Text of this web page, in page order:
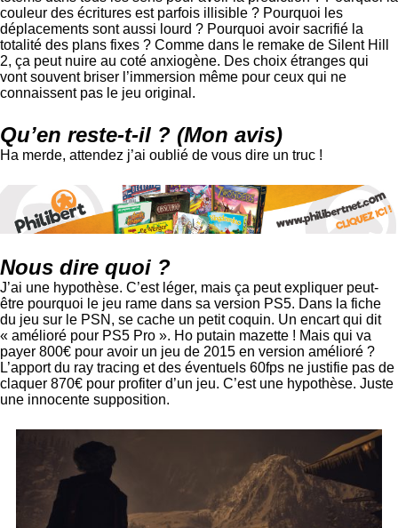
couleur des écritures est parfois illisible ? Pourquoi les
déplacements sont aussi lourd ? Pourquoi avoir sacrifié la
totalité des plans fixes ? Comme dans le remake de Silent Hill
2, ça peut nuire au coté anxiogène. Des choix étranges qui
vont souvent briser l’immersion même pour ceux qui ne
connaissent pas le jeu original.
Qu’en reste-t-il ? (Mon avis)
Ha merde, attendez j’ai oublié de vous dire un truc !
Nous dire quoi ?
J’ai une hypothèse. C’est léger, mais ça peut expliquer peut-
être pourquoi le jeu rame dans sa version PS5. Dans la fiche
du jeu sur le PSN, se cache un petit coquin. Un encart qui dit
« amélioré pour PS5 Pro ». Ho putain mazette ! Mais qui va
payer 800€ pour avoir un jeu de 2015 en version amélioré ?
L’apport du ray tracing et des éventuels 60fps ne justifie pas de
claquer 870€ pour profiter d’un jeu. C’est une hypothèse. Juste
une innocente supposition.